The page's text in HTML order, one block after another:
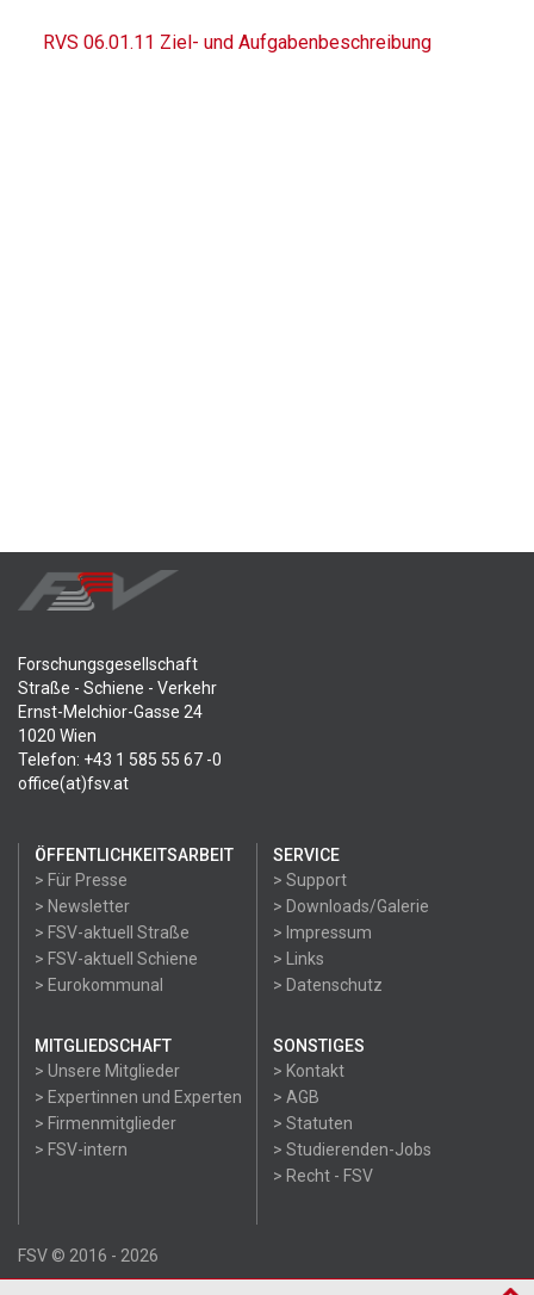
RVS 06.01.11 Ziel- und Aufgabenbeschreibung
Forschungsgesellschaft
Straße - Schiene - Verkehr
Ernst-Melchior-Gasse 24
1020 Wien
Telefon: +43 1 585 55 67 -0
office(at)fsv.at
ÖFFENTLICHKEITSARBEIT
> Für Presse
> Newsletter
> FSV-aktuell Straße
> FSV-aktuell Schiene
> Eurokommunal
SERVICE
> Support
> Downloads/Galerie
> Impressum
> Links
> Datenschutz
MITGLIEDSCHAFT
> Unsere Mitglieder
> Expertinnen und Experten
> Firmenmitglieder
> FSV-intern
SONSTIGES
> Kontakt
> AGB
> Statuten
> Studierenden-Jobs
> Recht - FSV
FSV © 2016 - 2026